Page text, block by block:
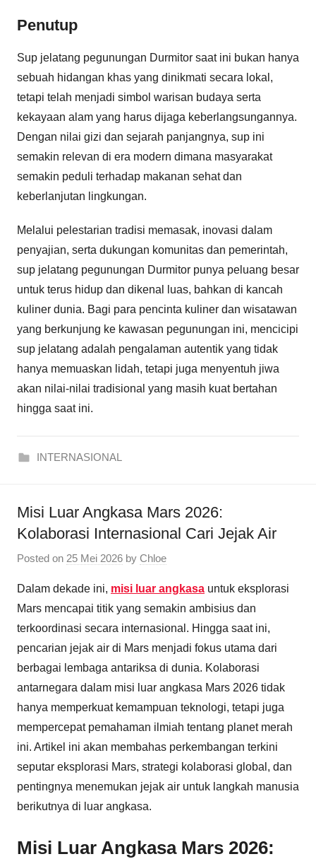
Penutup
Sup jelatang pegunungan Durmitor saat ini bukan hanya
sebuah hidangan khas yang dinikmati secara lokal,
tetapi telah menjadi simbol warisan budaya serta
kekayaan alam yang harus dijaga keberlangsungannya.
Dengan nilai gizi dan sejarah panjangnya, sup ini
semakin relevan di era modern dimana masyarakat
semakin peduli terhadap makanan sehat dan
keberlanjutan lingkungan.
Melalui pelestarian tradisi memasak, inovasi dalam
penyajian, serta dukungan komunitas dan pemerintah,
sup jelatang pegunungan Durmitor punya peluang besar
untuk terus hidup dan dikenal luas, bahkan di kancah
kuliner dunia. Bagi para pencinta kuliner dan wisatawan
yang berkunjung ke kawasan pegunungan ini, mencicipi
sup jelatang adalah pengalaman autentik yang tidak
hanya memuaskan lidah, tetapi juga menyentuh jiwa
akan nilai-nilai tradisional yang masih kuat bertahan
hingga saat ini.
INTERNASIONAL
Misi Luar Angkasa Mars 2026:
Kolaborasi Internasional Cari Jejak Air
Posted on 25 Mei 2026 by Chloe
Dalam dekade ini, misi luar angkasa untuk eksplorasi
Mars mencapai titik yang semakin ambisius dan
terkoordinasi secara internasional. Hingga saat ini,
pencarian jejak air di Mars menjadi fokus utama dari
berbagai lembaga antariksa di dunia. Kolaborasi
antarnegara dalam misi luar angkasa Mars 2026 tidak
hanya memperkuat kemampuan teknologi, tetapi juga
mempercepat pemahaman ilmiah tentang planet merah
ini. Artikel ini akan membahas perkembangan terkini
seputar eksplorasi Mars, strategi kolaborasi global, dan
pentingnya menemukan jejak air untuk langkah manusia
berikutnya di luar angkasa.
Misi Luar Angkasa Mars 2026: